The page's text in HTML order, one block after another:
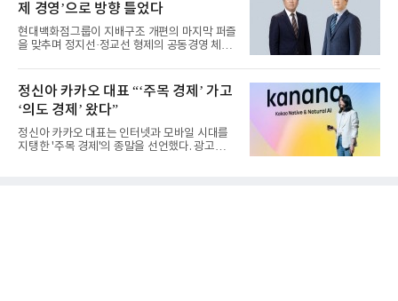
제 경영’으로 방향 틀었다
현대백화점그룹이 지배구조 개편의 마지막 퍼즐
을 맞추며 정지선·정교선 형제의 공동경영 체제
정신아 카카오 대표 “‘주목 경제’ 가고
‘의도 경제’ 왔다”
정신아 카카오 대표는 인터넷과 모바일 시대를
지탱한 '주목 경제'의 종말을 선언했다. 광고를